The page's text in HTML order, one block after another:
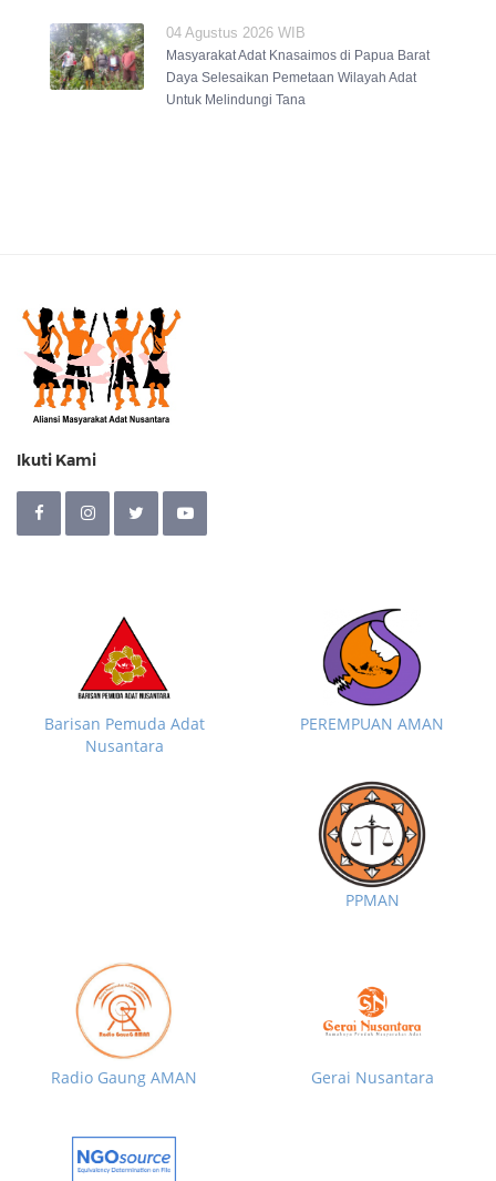
04 Agustus 2026 WIB
Masyarakat Adat Knasaimos di Papua Barat
Daya Selesaikan Pemetaan Wilayah Adat
Untuk Melindungi Tana
Ikuti Kami
Barisan Pemuda Adat
Nusantara
PEREMPUAN AMAN
PPMAN
Radio Gaung AMAN Gerai Nusantara